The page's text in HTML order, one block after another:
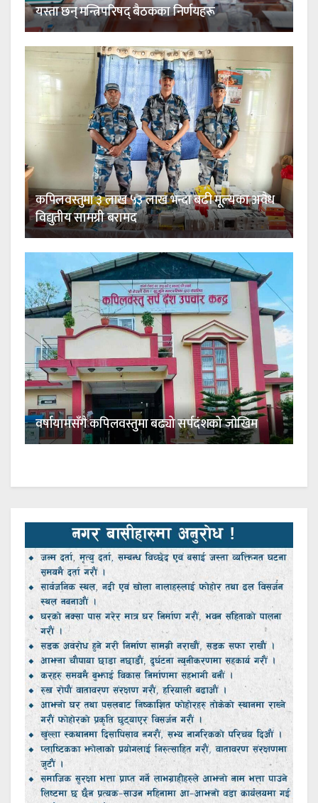
यस्ता छन् मन्त्रिपरिषद् बैठकका निर्णयहरू
कपिलवस्तुमा ३ लाख ५३ लाख भन्दा बढी मूल्यका अवैध
विद्युतीय सामग्री बरामद
वर्षायामसँगै कपिलवस्तुमा बढ्यो सर्पदंशको जोखिम